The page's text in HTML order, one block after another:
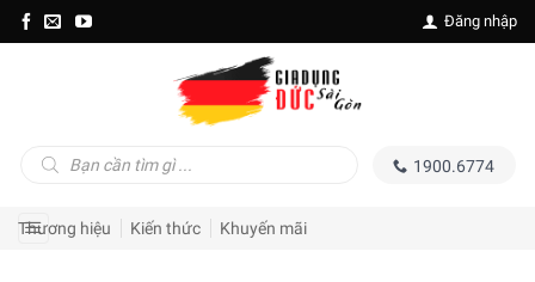
Skip
to
Đăng nhập
kiếm
1900.6774
Thương hiệu Kiến thức Khuyến mãi